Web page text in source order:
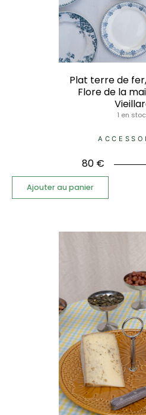
Plat terre de
Flore de la
1 en
80 €
Ajouter au panier